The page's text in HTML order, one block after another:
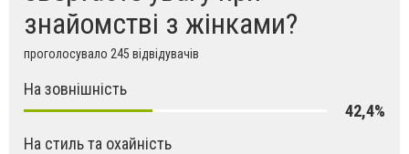
знайомстві з жінками?
проголосувало 245 відвідувачів
На зовнішність
42,4%
На стиль та охайність